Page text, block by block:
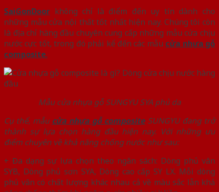
SaiGonDoor không chỉ là điểm đến uy tín dành cho
những mẫu cửa nội thất tốt nhất hiện nay. Chúng tôi còn
là địa chỉ hàng đầu chuyên cung cấp những mẫu cửa chịu
nước cực tốt, trong đó phải kể đến các mẫu cửa nhựa gỗ
composite.
Mẫu cửa nhựa gỗ SUNGYU SYA phủ da
Cụ thể, mẫu cửa nhựa gỗ composite SUNGYU đang trở
thành sự lựa chọn hàng đầu hiện nay. Với những ưu
điểm chuyên về khả năng chống nước như sau:
+ Đa dạng sự lựa chọn theo ngân sách: Dòng phủ vân
SYB, Dòng phủ sơn SYA, Dòng cao cấp SY LX. Mỗi dòng
phủ vân có chất lượng khác nhau cả về màu sắc lẫn khả